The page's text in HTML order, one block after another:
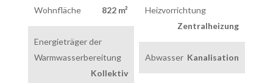
Wohnfläche 822 m²
Heizvorrichtung
Zentralheizung
Energieträger der
Warmwasserbereitung
Kollektiv
Abwasser Kanalisation